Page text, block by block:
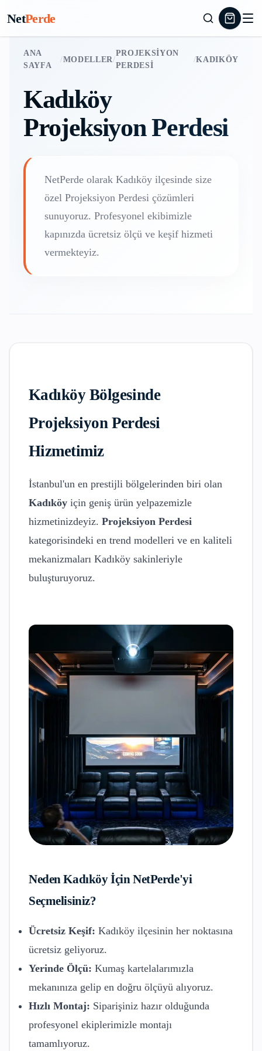
NetPerde
ANA
SAYFA
/MODELLER/
PROJEKSIYON
PERDESI
/KADIKÖY
Kadıköy
Projeksiyon Perdesi
NetPerde olarak Kadıköy ilçesinde size
özel Projeksiyon Perdesi çözümleri
sunuyoruz. Profesyonel ekibimizle
kapınızda ücretsiz ölçü ve keşif hizmeti
vermekteyiz.
KadıköyBölgesinde
Projeksiyon Perdesi
Hizmetimiz
İstanbul'un en prestijli bölgelerinden biri olan
Kadıköy için geniş ürün yelpazemizle
hizmetinizdeyiz. Projeksiyon Perdesi
kategorisindeki en trend modelleri ve en kaliteli
mekanizmaları Kadıköy sakinleriyle
buluşturuyoruz.
NedenKadıköyİçin NetPerde'yi
Seçmelisiniz?
Ücretsiz Keşif: Kadıköy ilçesinin her noktasına
ücretsiz geliyoruz.
Yerinde Ölçü: Kumaş kartelalarımızla
mekanınıza gelip en doğru ölçüyü alıyoruz.
Hızlı Montaj: Siparişiniz hazır olduğunda
profesyonel ekiplerimizle montajı
tamamlıyoruz.